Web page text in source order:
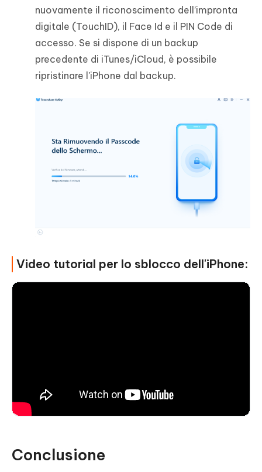
nuovamente il riconoscimento dell’impronta
digitale (TouchID), il Face Id e il PIN Code di
accesso. Se si dispone di un backup
precedente di iTunes/iCloud, è possibile
ripristinare l'iPhone dal backup.
Video tutorial per lo sblocco dell'iPhone:
Conclusione